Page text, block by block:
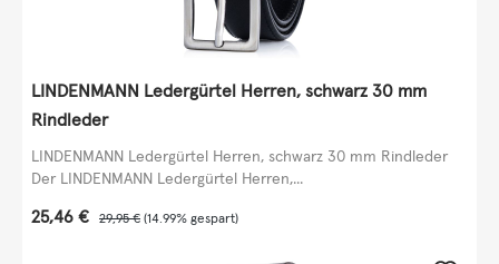
LINDENMANN Ledergürtel Herren, schwarz 30 mm
Rindleder
LINDENMANN Ledergürtel Herren, schwarz 30 mm Rindleder
Der LINDENMANN Ledergürtel Herren,...
Verkaufspreis:
25,46 € Regulärer Preis:
29,95 € (14.99% gespart)